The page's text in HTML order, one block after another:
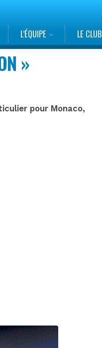
L’ÉQUIPE LE CLUB
»
pour Monaco,